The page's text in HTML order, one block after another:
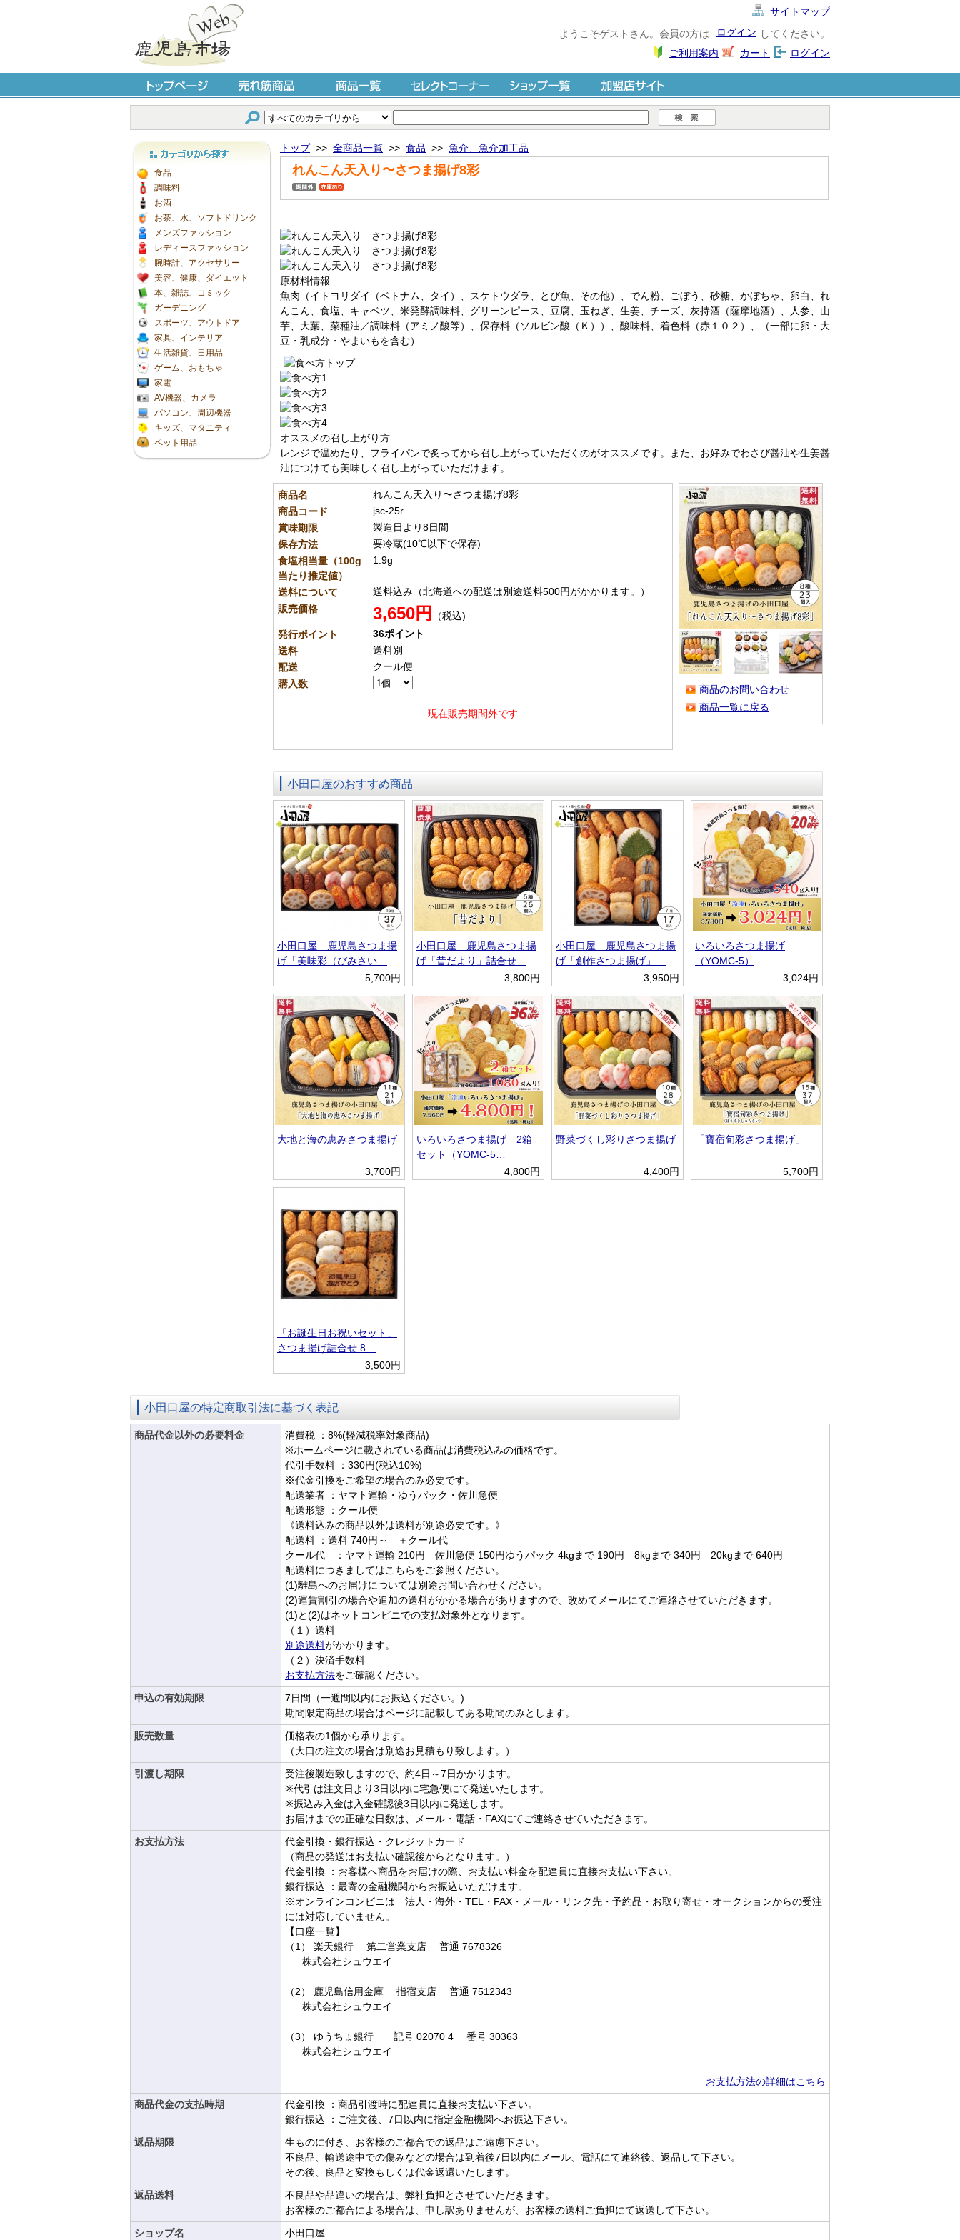
サイトマップ
してください。
ログイン
ようこそゲストさん。会員の方は
ログイン
カート
ご利用案内
トップページ 売れ筋商品 商品一覧 セレクトコーナー ショップ一覧 加盟店サイト
カテゴリから探す
食品
調味料
お酒
お茶、水、ソフトドリンク
メンズファッション
レディースファッション
腕時計、アクセサリー
美容、健康、ダイエット
本、雑誌、コミック
ガーデニング
スポーツ、アウトドア
家具、インテリア
生活雑貨、日用品
ゲーム、おもちゃ
家電
AV機器、カメラ
パソコン、周辺機器
キッズ、マタニティ
ペット用品
トップ>> 全商品一覧 >> 食品 >> 魚介、魚介加工品
れんこん天入り〜さつま揚げ8彩
原材料情報
魚肉（イトヨリダイ（ベトナム、タイ）、スケトウダラ、とび魚、その他）、でん粉、ごぼう、砂糖、かぼちゃ、卵白、れ
んこん、食塩、キャベツ、米発酵調味料、グリーンピース、豆腐、玉ねぎ、生姜、チーズ、灰持酒（薩摩地酒）、人参、山
芋、大葉、菜種油／調味料（アミノ酸等）、保存料（ソルビン酸（Ｋ））、酸味料、着色料（赤１０２）、（一部に卵・大
豆・乳成分・やまいもを含む）
オススメの召し上がり方
レンジで温めたり、フライパンで炙ってから召し上がっていただくのがオススメです。また、お好みでわさび醤油や生姜醤
油につけても美味しく召し上がっていただけます。
商品名
れんこん天入り〜さつま揚げ8彩
商品コード
jsc-25r
賞味期限
製造日より8日間
保存方法
要冷蔵(10℃以下で保存)
食塩相当量（100g
当たり推定値）
1.9g
送料について
送料込み（北海道への配送は別途送料500円がかかります。）
販売価格
3,650円
（税込)
発行ポイント
36ポイント
送料
送料別
配送
クール便
購入数
現在販売期間外です
商品のお問い合わせ
商品一覧に戻る
小田口屋のおすすめ商品
小田口屋 鹿児島さつま揚
げ「美味彩（びみさい…
5,700円
小田口屋 鹿児島さつま揚
げ「昔だより」詰合せ…
3,800円
小田口屋 鹿児島さつま揚
げ「創作さつま揚げ」…
3,950円
いろいろさつま揚げ
（YOMC-5）
3,024円
大地と海の恵みさつま揚げ
3,700円
いろいろさつま揚げ 2箱
セット（YOMC-5…
4,800円
野菜づくし彩りさつま揚げ
4,400円
「寶宿旬彩さつま揚げ」
5,700円
「お誕生日お祝いセット」
さつま揚げ詰合せ 8…
3,500円
小田口屋の特定商取引法に基づく表記
商品代金以外の必要料金
消費税 ：8%(軽減税率対象商品)
※ホームページに載されている商品は消費税込みの価格です。
代引手数料 ：330円(税込10%)
※代金引換をご希望の場合のみ必要です。
配送業者 ：ヤマト運輸・ゆうパック・佐川急便
配送形態 ：クール便
《送料込みの商品以外は送料が別途必要です。》
配送料 ：送料 740円～ ＋クール代
クール代 ：ヤマト運輸 210円 佐川急便 150円ゆうパック 4kgまで 190円 8kgまで 340円 20kgまで 640円
配送料につきましてはこちらをご参照ください。
(1)離島へのお届けについては別途お問い合わせください。
(2)運賃割引の場合や追加の送料がかかる場合がありますので、改めてメールにてご連絡させていただきます。
(1)と(2)はネットコンビニでの支払対象外となります。
（１）送料
別途送料がかかります。
（２）決済手数料
お支払方法をご確認ください。
申込の有効期限
7日間（一週間以内にお振込ください。)
期間限定商品の場合はページに記載してある期間のみとします。
販売数量
価格表の1個から承ります。
（大口の注文の場合は別途お見積もり致します。）
引渡し期限
受注後製造致しますので、約4日～7日かかります。
※代引は注文日より3日以内に宅急便にて発送いたします。
※振込み入金は入金確認後3日以内に発送します。
お届けまでの正確な日数は、メール・電話・FAXにてご連絡させていただきます。
お支払方法
代金引換・銀行振込・クレジットカード
（商品の発送はお支払い確認後からとなります。）
代金引換 ：お客様へ商品をお届けの際、お支払い料金を配達員に直接お支払い下さい。
銀行振込 ：最寄の金融機関からお振込いただけます。
※オンラインコンビニは 法人・海外・TEL・FAX・メール・リンク先・予約品・お取り寄せ・オークションからの受注
には対応していません。
【口座一覧】
（1） 楽天銀行 第二営業支店 普通 7678326
株式会社シュウエイ
（2） 鹿児島信用金庫 指宿支店 普通 7512343
株式会社シュウエイ
（3） ゆうちょ銀行 記号 02070 4 番号 30363
株式会社シュウエイ
お支払方法の詳細はこちら
商品代金の支払時期
代金引換 ：商品引渡時に配達員に直接お支払い下さい。
銀行振込 ：ご注文後、7日以内に指定金融機関へお振込下さい。
返品期限
生ものに付き、お客様のご都合での返品はご遠慮下さい。
不良品、輸送途中での傷みなどの場合は到着後7日以内にメール、電話にて連絡後、返品して下さい。
その後、良品と変換もしくは代金返還いたします。
返品送料
不良品や品違いの場合は、弊社負担とさせていただきます。
お客様のご都合による場合は、申し訳ありませんが、お客様の送料ご負担にて返送して下さい。
ショップ名
小田口屋